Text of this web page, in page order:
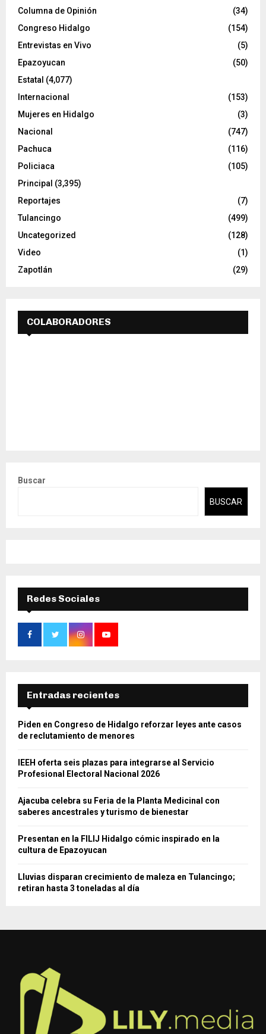
Columna de Opinión
(34)
Congreso Hidalgo
(154)
Entrevistas en Vivo
(5)
Epazoyucan
(50)
Estatal (4,077)
Internacional
(153)
Mujeres en Hidalgo
(3)
Nacional
(747)
Pachuca
(116)
Policiaca
(105)
Principal (3,395)
Reportajes
(7)
Tulancingo
(499)
Uncategorized
(128)
Video
(1)
Zapotlán
(29)
COLABORADORES
Buscar
BUSCAR
Redes Sociales
Entradas recientes
Piden en Congreso de Hidalgo reforzar leyes ante casos
de reclutamiento de menores
IEEH oferta seis plazas para integrarse al Servicio
Profesional Electoral Nacional 2026
Ajacuba celebra su Feria de la Planta Medicinal con
saberes ancestrales y turismo de bienestar
Presentan en la FILIJ Hidalgo cómic inspirado en la
cultura de Epazoyucan
Lluvias disparan crecimiento de maleza en Tulancingo;
retiran hasta 3 toneladas al día